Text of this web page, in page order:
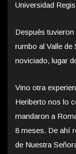
Universidad
Después
rumbo al Valle de
noviciado, lugar
Vino otra
Heriberto nos lo
mandaron a
8 meses. De ahí
de Nuestra